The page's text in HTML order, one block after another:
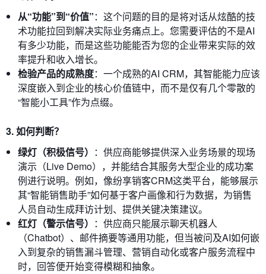
从“功能”到“价值”：这个问题的目的是将对话从炫酷的技
术功能拉回到解决实际业务痛点上。您需要评估的不是AI
有多少功能，而是这些功能能否为您的企业带来实际的效
率提升和收入增长。
检验产品的成熟度：一个成熟的AI CRM，其智能能力应该
深度嵌入到企业的核心价值链中，而不是仅有几个零散的
“智能小工具”作为点缀。
3. 如何判断？
绿灯（积极信号） ：供应商能够提供深入业务场景的现场
演示（Live Demo），并能结合其服务大型企业的成功案
例进行说明。例如，像纷享销客CRM这类平台，能够展示
其“智能销售助手”如何基于客户画像和行为数据，为销售
人员自动生成拜访计划、提供关键决策建议。
红灯（警示信号） ：供应商只能展示聊天机器人
（Chatbot）、邮件摘要等通用功能，但当被问及AI如何嵌
入到复杂的销售漏斗管理、营销自动化或客户服务流程中
时，回答便开始变得模糊和抽象。